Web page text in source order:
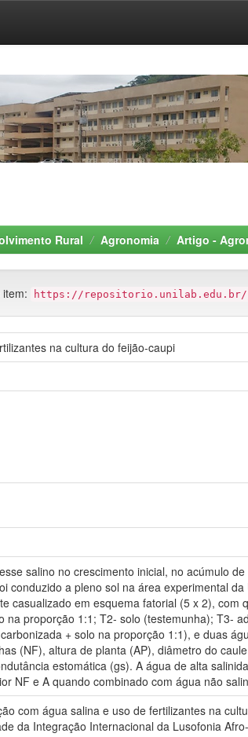
Rural Agronomia Artigo -
https://repositorio.unilab.edu.br/
na cultura do feijão-caupi
salino no crescimento inicial, no acúmulo
conduzido a pleno sol na área experimental
casualizado em esquema fatorial (5 x 2),
na proporção 1:1; T2- solo (testemunha); T3-
+ solo na proporção 1:1), e duas
(NF), altura de planta (AP), diâmetro do
estomática (gs). A água de alta
NF e A quando combinado com água não
com água salina e uso de fertilizantes na
da Integração Internacional da Lusofonia